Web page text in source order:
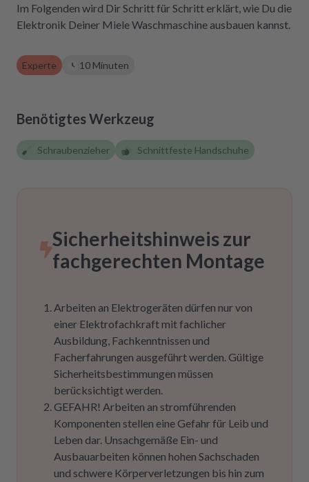
Absolute Empfehlung!
Im Folgenden wird Dir Schritt für Schritt erklärt, wie Du die
Elektronik Deiner Miele Waschmaschine ausbauen kannst.
Experte 10 Minuten
Benötigtes Werkzeug
Schraubenzieher Schnittfeste Handschuhe
Sicherheitshinweis zur
fachgerechten Montage
Arbeiten an Elektrogeräten dürfen nur von
einer Elektrofachkraft mit fachlicher
Ausbildung, Fachkenntnissen und
Facherfahrungen ausgeführt werden. Gültige
Sicherheitsbestimmungen müssen
berücksichtigt werden.
GEFAHR! Arbeiten an stromführenden
Komponenten stellen eine Gefahr für Leib und
Leben dar. Unsachgemäße Ein- und
Ausbauarbeiten können hohen Sachschaden
und schwere Körperverletzungen bis hin zum